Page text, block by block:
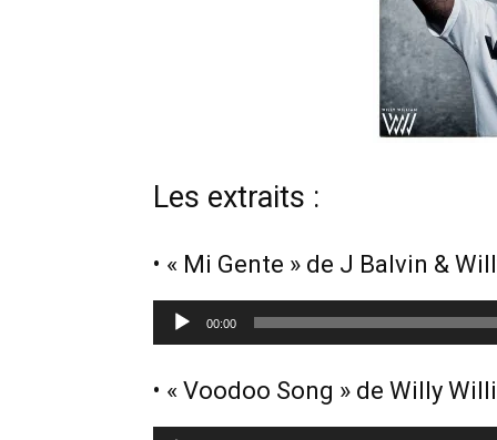
Les extraits :
• « Mi Gente » de J Balvin &
e
t
e
00:00
• « Voodoo Song » de Willy